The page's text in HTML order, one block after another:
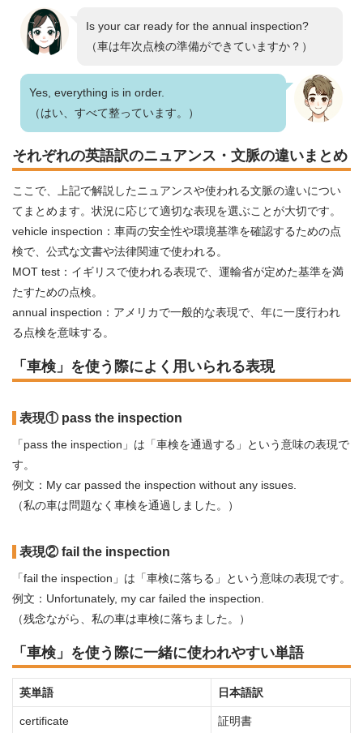
Is your car ready for the annual inspection?
（車は年次点検の準備ができていますか？）
Yes, everything is in order.
（はい、すべて整っています。）
それぞれの英語訳のニュアンス・文脈の違いまとめ
ここで、上記で解説したニュアンスや使われる文脈の違いについ
てまとめます。状況に応じて適切な表現を選ぶことが大切です。
vehicle inspection：車両の安全性や環境基準を確認するための点
検で、公式な文書や法律関連で使われる。
MOT test：イギリスで使われる表現で、運輸省が定めた基準を満
たすための点検。
annual inspection：アメリカで一般的な表現で、年に一度行われ
る点検を意味する。
「車検」を使う際によく用いられる表現
表現① pass the inspection
「pass the inspection」は「車検を通過する」という意味の表現で
す。
例文：My car passed the inspection without any issues.
（私の車は問題なく車検を通過しました。）
表現② fail the inspection
「fail the inspection」は「車検に落ちる」という意味の表現です。
例文：Unfortunately, my car failed the inspection.
（残念ながら、私の車は車検に落ちました。）
「車検」を使う際に一緒に使われやすい単語
英単語 日本語訳
certificate 証明書